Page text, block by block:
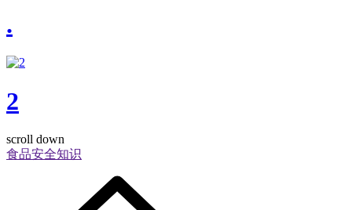
.
2
scroll down
食品安全知识